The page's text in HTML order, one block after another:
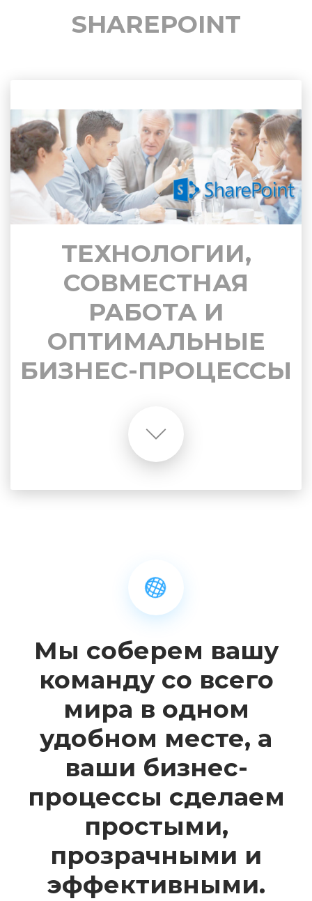
SHAREPOINT
ТЕХНОЛОГИИ,
СОВМЕСТНАЯ
РАБОТА И
ОПТИМАЛЬНЫЕ
БИЗНЕС-ПРОЦЕССЫ
Мы соберем вашу
команду со всего
мира в одном
удобном месте, а
ваши бизнес-
процессы сделаем
простыми,
прозрачными и
эффективными.